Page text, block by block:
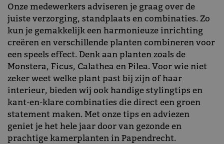
Onze medewerkers adviseren je graag over de
juiste verzorging, standplaats en combinaties. Zo
kun je gemakkelijk een harmonieuze inrichting
creëren en verschillende planten combineren voor
een speels effect. Denk aan planten zoals de
Monstera, Ficus, Calathea en Pilea. Voor wie niet
zeker weet welke plant past bij zijn of haar
interieur, bieden wij ook handige stylingtips en
kant-en-klare combinaties die direct een groen
statement maken. Met onze tips en adviezen
geniet je het hele jaar door van gezonde en
prachtige kamerplanten in Papendrecht.